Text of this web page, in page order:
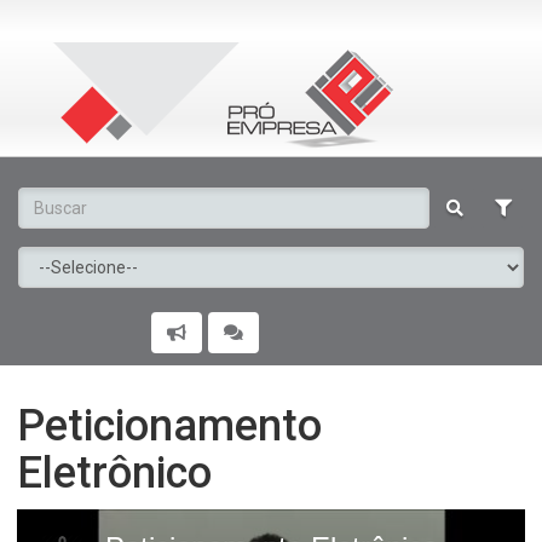
Peticionamento
Eletrônico